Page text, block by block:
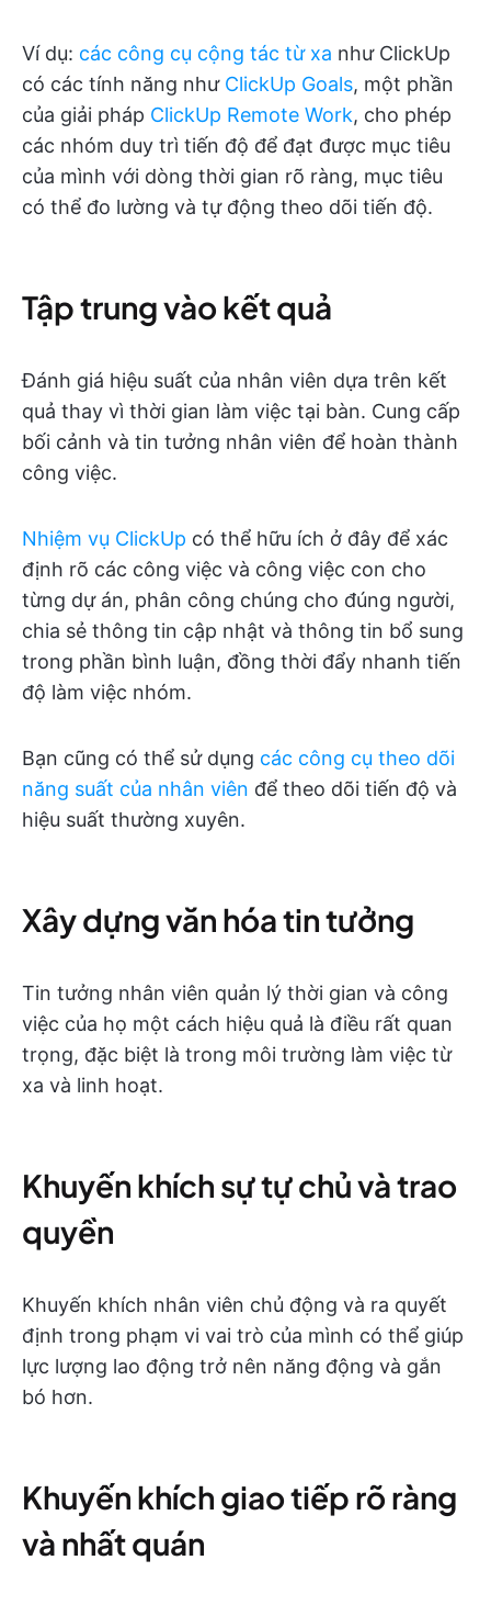
Ví dụ: các công cụ cộng tác từ xa như ClickUp
có các tính năng như ClickUp Goals, một phần
của giải pháp ClickUp Remote Work, cho phép
các nhóm duy trì tiến độ để đạt được mục tiêu
của mình với dòng thời gian rõ ràng, mục tiêu
có thể đo lường và tự động theo dõi tiến độ.
Tập trung vào kết quả
Đánh giá hiệu suất của nhân viên dựa trên kết
quả thay vì thời gian làm việc tại bàn. Cung cấp
bối cảnh và tin tưởng nhân viên để hoàn thành
công việc.
Nhiệm vụ ClickUp có thể hữu ích ở đây để xác
định rõ các công việc và công việc con cho
từng dự án, phân công chúng cho đúng người,
chia sẻ thông tin cập nhật và thông tin bổ sung
trong phần bình luận, đồng thời đẩy nhanh tiến
độ làm việc nhóm.
Bạn cũng có thể sử dụng các công cụ theo dõi
năng suất của nhân viên để theo dõi tiến độ và
hiệu suất thường xuyên.
Xây dựng văn hóa tin tưởng
Tin tưởng nhân viên quản lý thời gian và công
việc của họ một cách hiệu quả là điều rất quan
trọng, đặc biệt là trong môi trường làm việc từ
xa và linh hoạt.
Khuyến khích sự tự chủ và trao
quyền
Khuyến khích nhân viên chủ động và ra quyết
định trong phạm vi vai trò của mình có thể giúp
lực lượng lao động trở nên năng động và gắn
bó hơn.
Khuyến khích giao tiếp rõ ràng
và nhất quán